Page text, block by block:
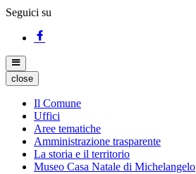
Seguici su
close
Il Comune
Uffici
Aree tematiche
Amministrazione trasparente
La storia e il territorio
Museo Casa Natale di Michelangelo